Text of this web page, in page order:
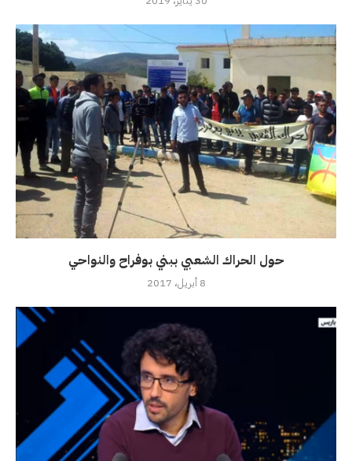
حول الحراك الشعبي ببني بوفراح والنواحي
8 أبريل، 2017